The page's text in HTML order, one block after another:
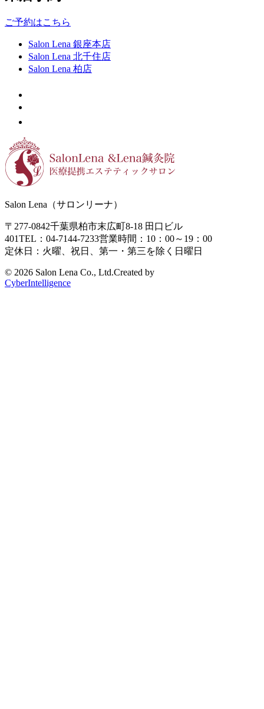
ご予約はこちら
Salon Lena 銀座本店
Salon Lena 北千住店
Salon Lena 柏店
Salon Lena（サロンリーナ）
〒277-0842千葉県柏市末広町8-18 田口ビル
401TEL：04-7144-7233営業時間：10：00～19：00
定休日：火曜、祝日、第一・第三を除く日曜日
© 2026 Salon Lena Co., Ltd.Created by
CyberIntelligence